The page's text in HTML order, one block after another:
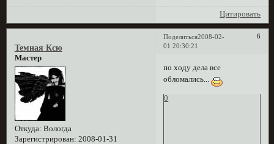
Цитировать
Поделиться 6
2008-02-
01 20:30:21
Темная Ксю
Мастер
Откуда: Вологда
Зарегистрирован: 2008-01-31
по ходу дела все
обломались...
0